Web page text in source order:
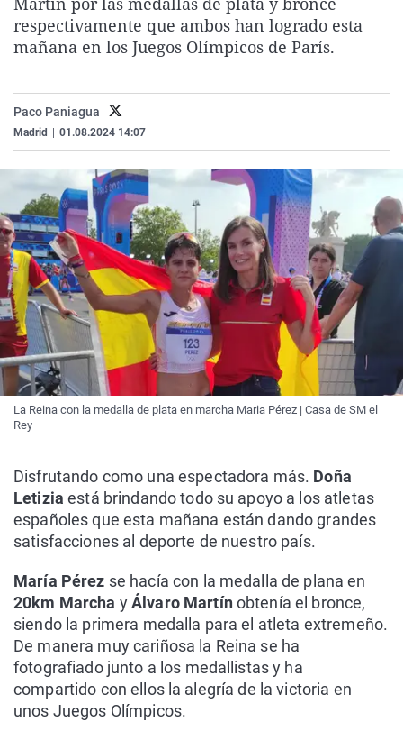
La rosa de los vientos
Gente viajera
Caso
Retornados
Extremadura
Galicia
Virales
Televisión
respectivamente que ambos han logrado esta
mañana en los Juegos Olímpicos de París.
Paco Paniagua
Madrid 01.08.2024 14:07
La Reina con la medalla de plata en marcha Maria Pérez | Casa de SM el
Rey
Disfrutando como una espectadora más. Doña
Letizia está brindando todo su apoyo a los atletas
españoles que esta mañana están dando grandes
satisfacciones al deporte de nuestro país.
María Pérez se hacía con la medalla de plana en
20km Marcha yÁlvaro Martínobtenía el bronce,
siendo la primera medalla para el atleta extremeño.
De manera muy cariñosa la Reina se ha
fotografiado junto a los medallistas y ha
compartido con ellos la alegría de la victoria en
unos Juegos Olímpicos.